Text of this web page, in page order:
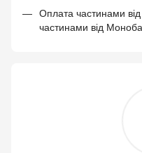
Оплата частинами
частинами від